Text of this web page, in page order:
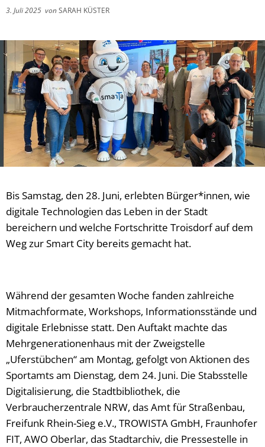
3. Juli 2025 vonSARAH KÜSTER
Bis Samstag, den 28. Juni, erlebten Bürger*innen, wie
digitale Technologien das Leben in der Stadt
bereichern und welche Fortschritte Troisdorf auf dem
Weg zur Smart City bereits gemacht hat.
Während der gesamten Woche fanden zahlreiche
Mitmachformate, Workshops, Informationsstände und
digitale Erlebnisse statt. Den Auftakt machte das
Mehrgenerationenhaus mit der Zweigstelle
„Uferstübchen“ am Montag, gefolgt von Aktionen des
Sportamts am Dienstag, dem 24. Juni. Die Stabsstelle
Digitalisierung, die Stadtbibliothek, die
Verbraucherzentrale NRW, das Amt für Straßenbau,
Freifunk Rhein-Sieg e.V., TROWISTA GmbH, Fraunhofer
FIT, AWO Oberlar, das Stadtarchiv, die Pressestelle in